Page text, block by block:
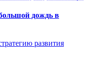
дождь в